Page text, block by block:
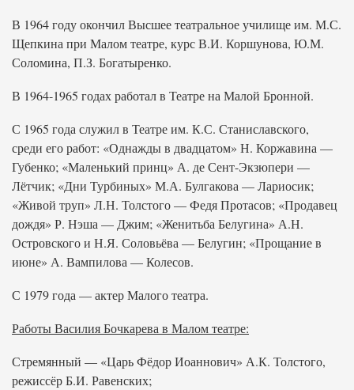
В 1964 году окончил Высшее театральное училище им. М.С.
Щепкина при Малом театре, курс В.И. Коршунова, Ю.М.
Соломина, П.З. Богатыренко.
В 1964-1965 годах работал в Театре на Малой Бронной.
С 1965 года служил в Театре им. К.С. Станиславского,
среди его работ: «Однажды в двадцатом» Н. Коржавина —
Губенко; «Маленький принц» А. де Сент-Экзюпери —
Лётчик; «Дни Турбиных» М.А. Булгакова — Лариосик;
«Живой труп» Л.Н. Толстого — Федя Протасов; «Продавец
дождя» Р. Нэша — Джим; «Женитьба Белугина» А.Н.
Островского и Н.Я. Соловьёва — Белугин; «Прощание в
июне» А. Вампилова — Колесов.
С 1979 года — актер Малого театра.
Работы Василия Бочкарева в Малом театре:
Стремянный — «Царь Фёдор Иоаннович» А.К. Толстого,
режиссёр Б.И. Равенских;